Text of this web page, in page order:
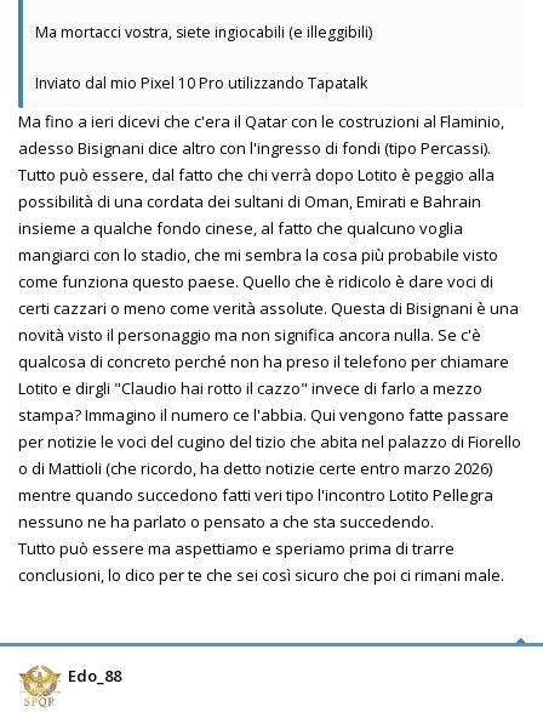
Ma mortacci vostra, siete ingiocabili (e illeggibili)
Inviato dal mio Pixel 10 Pro utilizzando Tapatalk
Ma fino a ieri dicevi che c'era il Qatar con le costruzioni al Flaminio,
adesso Bisignani dice altro con l'ingresso di fondi (tipo Percassi).
Tutto può essere, dal fatto che chi verrà dopo Lotito è peggio alla
possibilità di una cordata dei sultani di Oman, Emirati e Bahrain
insieme a qualche fondo cinese, al fatto che qualcuno voglia
mangiarci con lo stadio, che mi sembra la cosa più probabile visto
come funziona questo paese. Quello che è ridicolo è dare voci di
certi cazzari o meno come verità assolute. Questa di Bisignani è una
novità visto il personaggio ma non significa ancora nulla. Se c'è
qualcosa di concreto perché non ha preso il telefono per chiamare
Lotito e dirgli "Claudio hai rotto il cazzo" invece di farlo a mezzo
stampa? Immagino il numero ce l'abbia. Qui vengono fatte passare
per notizie le voci del cugino del tizio che abita nel palazzo di Fiorello
o di Mattioli (che ricordo, ha detto notizie certe entro marzo 2026)
mentre quando succedono fatti veri tipo l'incontro Lotito Pellegra
nessuno ne ha parlato o pensato a che sta succedendo.
Tutto può essere ma aspettiamo e speriamo prima di trarre
conclusioni, lo dico per te che sei così sicuro che poi ci rimani male.
Edo_88